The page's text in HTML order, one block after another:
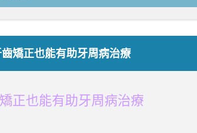
矯正也能有助牙周病治療
正也能有助牙周病治療